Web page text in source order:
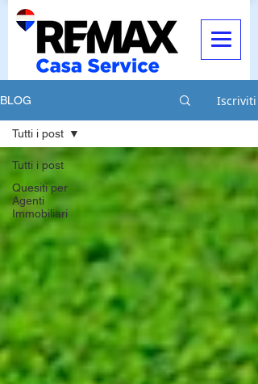
BLOG Iscriviti
Tutti i post
Quesiti per
Agenti
Immobiliari
Tutti i post